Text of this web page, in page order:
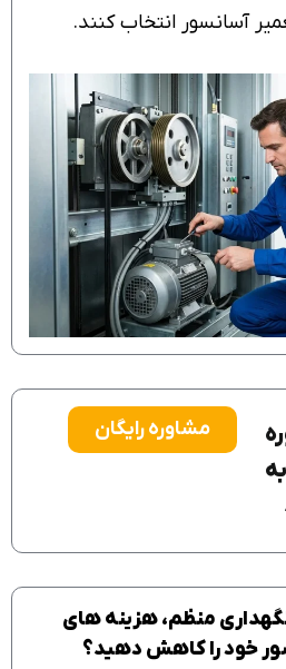
آسانسور انتخاب کنند.
مشاوره رایگان
منظم، هزینه های
خود را کاهش دهید؟